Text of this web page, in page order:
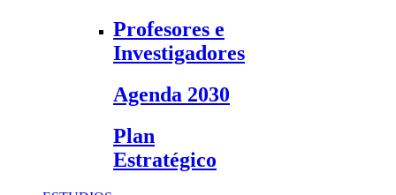
Profesores e
Investigadores
Agenda 2030
Plan
Estratégico